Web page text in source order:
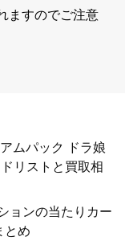
ますのでご注意
ムパック ドラ娘
リストと買取相
ョンの当たりカー
とめ